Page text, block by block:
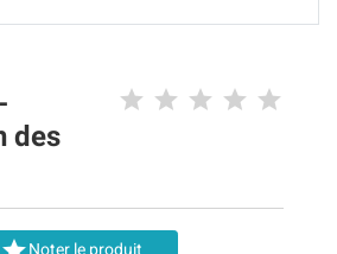
des
Noter le produit